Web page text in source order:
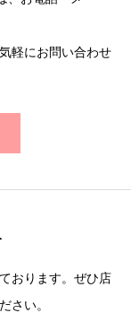
軽にお問い合わせ
おります。ぜひ店
さい。